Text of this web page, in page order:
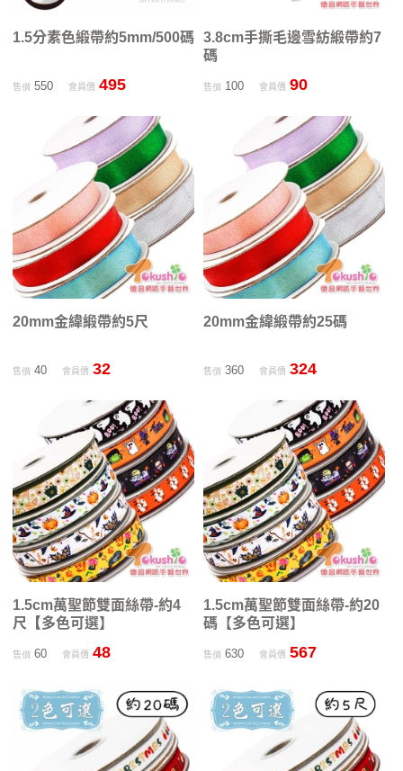
1.5分素色緞帶約5mm/500碼
售價550 會員價 495
3.8cm手撕毛邊雪紡緞帶約7
碼
售價 100 會員價 90
20mm金緯緞帶約5尺
售價40 會員價 32
20mm金緯緞帶約25碼
售價 360 會員價 324
1.5cm萬聖節雙面絲帶-約4
尺【多色可選】
售價60 會員價 48
1.5cm萬聖節雙面絲帶-約20
碼【多色可選】
售價 630 會員價 567